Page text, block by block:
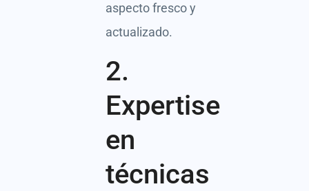
aspecto fresco y
actualizado.
2.
Expertise
en
técnicas